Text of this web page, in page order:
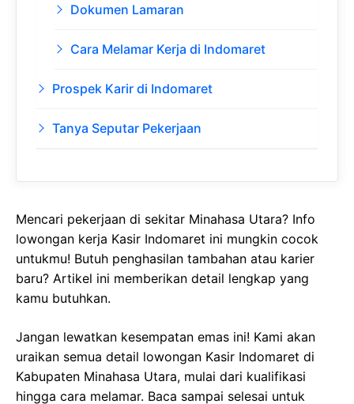
Dokumen Lamaran
Cara Melamar Kerja di Indomaret
Prospek Karir di Indomaret
Tanya Seputar Pekerjaan
Mencari pekerjaan di sekitar Minahasa Utara? Info
lowongan kerja Kasir Indomaret ini mungkin cocok
untukmu! Butuh penghasilan tambahan atau karier
baru? Artikel ini memberikan detail lengkap yang
kamu butuhkan.
Jangan lewatkan kesempatan emas ini! Kami akan
uraikan semua detail lowongan Kasir Indomaret di
Kabupaten Minahasa Utara, mulai dari kualifikasi
hingga cara melamar. Baca sampai selesai untuk